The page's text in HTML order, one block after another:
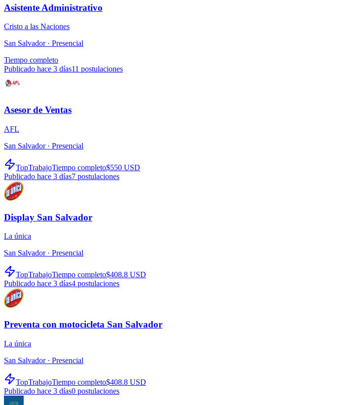
Asistente Administrativo
Cristo a las Naciones
San Salvador · Presencial
Tiempo completo
Publicado hace 3 días11 postulaciones
Asesor de Ventas
AFL
San Salvador · Presencial
TopTrabajoTiempo completo$550 USD
Publicado hace 3 días7 postulaciones
Display San Salvador
La única
San Salvador · Presencial
TopTrabajoTiempo completo$408.8 USD
Publicado hace 3 días4 postulaciones
Preventa con motocicleta San Salvador
La única
San Salvador · Presencial
TopTrabajoTiempo completo$408.8 USD
Publicado hace 3 días0 postulaciones